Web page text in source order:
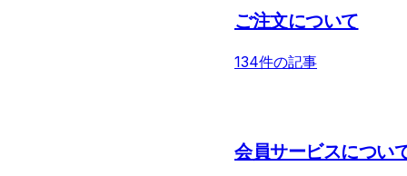
ご注文について
134件の記事
会員サービスについ